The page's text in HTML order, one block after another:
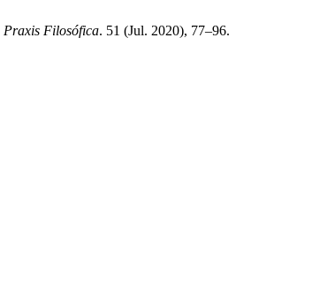
Praxis Filosófica. 51 (Jul. 2020), 77–96.